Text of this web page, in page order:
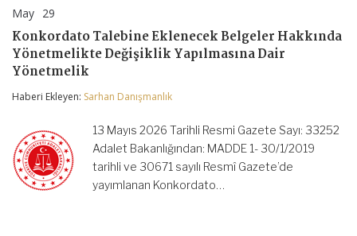
May 29
Eklenecek
Belgeler
Hakkında
Değişiklik
Yönetmelik
Konkordato Talebine Eklenecek Belgeler Hakkında
Yönetmelikte Değişiklik Yapılmasına Dair
Yönetmelik
Haberi Ekleyen: Sarhan Danışmanlık
13 Mayıs 2026 Tarihli Resmi Gazete Sayı: 33252
Adalet Bakanlığından: MADDE 1- 30/1/2019
tarihli ve 30671 sayılı Resmî Gazete’de
yayımlanan Konkordato…